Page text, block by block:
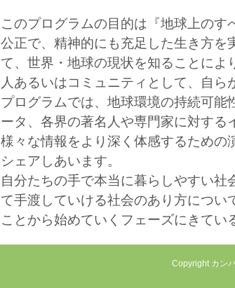
このプログラムの目的は『地球上の
公正で、精神的にも充足した生き方を
て、世界・地球の現状を知ることに
人あるいはコミュニティとして、自ら
プログラムでは、地球環境の持続可
ータ、各界の著名人や専門家に対する
様々な情報をより深く体感するための
シェアしあいます。
自分たちの手で本当に暮らしやすい社
て手渡していける社会のあり方につい
ことから始めていくフェーズにきてい
Copyright カン